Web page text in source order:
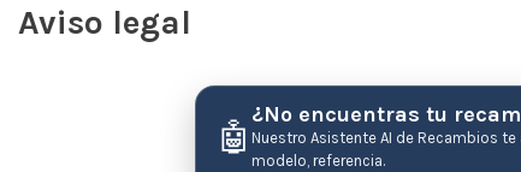
Aviso legal
🤖
¿No encuentras tu
Nuestro Asistente AI de Recambios
modelo, referencia.